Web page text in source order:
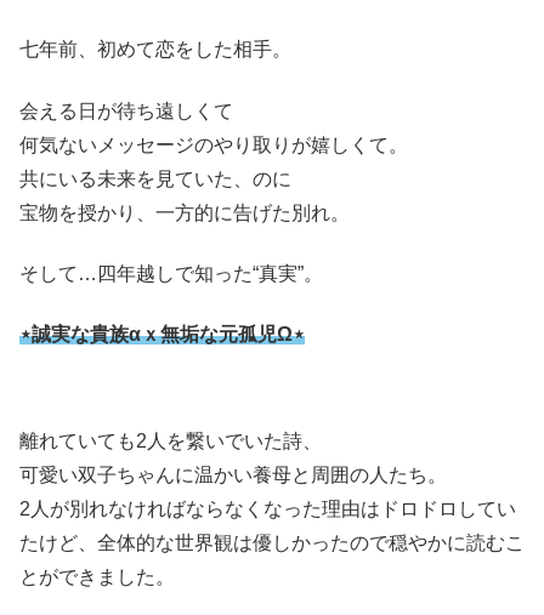
七年前、初めて恋をした相手。
会える日が待ち遠しくて
何気ないメッセージのやり取りが嬉しくて。
共にいる未来を見ていた、のに
宝物を授かり、一方的に告げた別れ。
そして…四年越しで知った“真実”。
⋆誠実な貴族αｘ無垢な元孤児Ω⋆
離れていても2人を繋いでいた詩、
可愛い双子ちゃんに温かい養母と周囲の人たち。
2人が別れなければならなくなった理由はドロドロしてい
たけど、全体的な世界観は優しかったので穏やかに読むこ
とができました。